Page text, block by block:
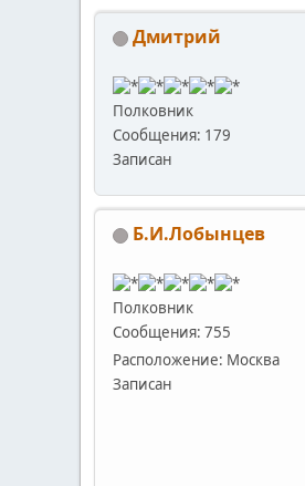
Дмитрий
Полковник
Сообщения: 179
Записан
Б.И.Лобынцев
Полковник
Сообщения: 755
Расположение: Москва
Записан